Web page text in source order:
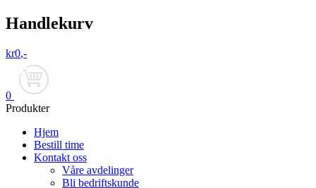
Handlekurv
kr0,-
0
Produkter
Hjem
Bestill time
Kontakt oss
Våre avdelinger
Bli bedriftskunde